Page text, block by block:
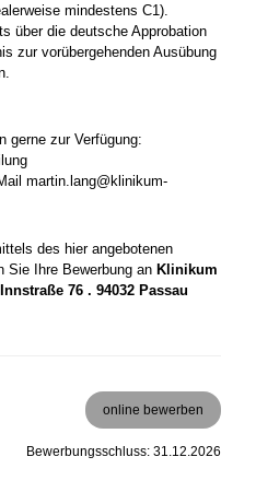
mindestens C1).
über die deutsche Approbation
zur vorübergehenden Ausübung
gerne zur Verfügung:
martin.lang@klinikum-
des hier angebotenen
Sie Ihre Bewerbung an Klinikum
76 . 94032 Passau
online bewerben
Bewerbungsschluss: 31.12.2026